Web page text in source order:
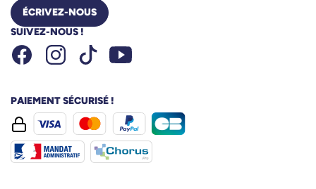
ÉCRIVEZ-NOUS
SUIVEZ-NOUS !
FacebookInstagramTiktok Youtube
PAIEMENT SÉCURISÉ !